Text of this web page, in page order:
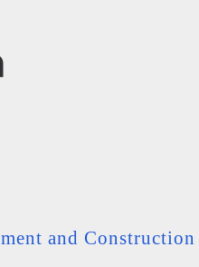
and Construction